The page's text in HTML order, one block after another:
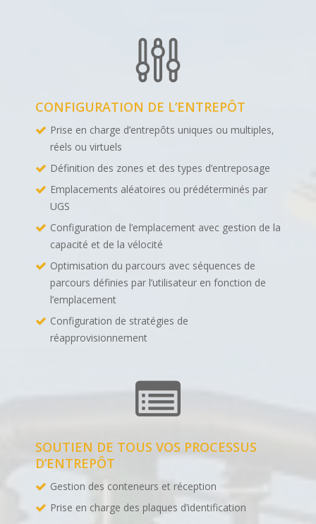
CONFIGURATION DE L’ENTREPÔT
Prise en charge d’entrepôts uniques ou multiples,
réels ou virtuels
Définition des zones et des types d’entreposage
Emplacements aléatoires ou prédéterminés par
UGS
Configuration de l’emplacement avec gestion de la
capacité et de la vélocité
Optimisation du parcours avec séquences de
parcours définies par l’utilisateur en fonction de
l’emplacement
Configuration de stratégies de
réapprovisionnement
SOUTIEN DE TOUS VOS PROCESSUS
D’ENTREPÔT
Gestion des conteneurs et réception
Prise en charge des plaques d’identification